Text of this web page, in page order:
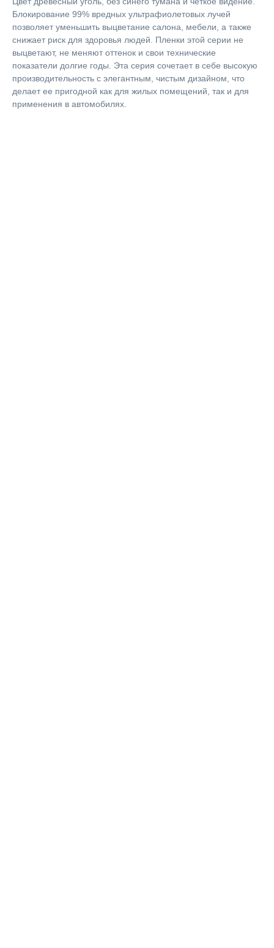
Блокирование 99% вредных ультрафиолетовых лучей
позволяет уменьшить выцветание салона, мебели, а также
снижает риск для здоровья людей. Пленки этой серии не
выцветают, не меняют оттенок и свои технические
показатели долгие годы. Эта серия сочетает в себе высокую
производительность с элегантным, чистым дизайном, что
делает ее пригодной как для жилых помещений, так и для
применения в автомобилях.